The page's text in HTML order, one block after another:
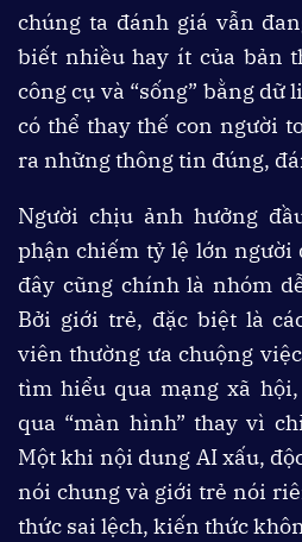
chúng ta đánh giá vẫn
biết nhiều hay ít của bản
công cụ và “sống” bằng dữ
có thể thay thế con người
ra những thông tin đúng,
Người chịu ảnh hưởng
phận chiếm tỷ lệ lớn người
đây cũng chính là nhóm
Bởi giới trẻ, đặc biệt là
viên thường ưa chuộng
tìm hiểu qua mạng xã
qua “màn hình” thay vì
Một khi nội dung AI xấu,
nói chung và giới trẻ nói
thức sai lệch, kiến thức